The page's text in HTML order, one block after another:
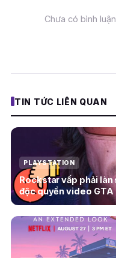
Chưa có bình
TIN TỨC LIÊN QUAN
PLAYSTATION
Rockstar vấp phải làn
độc quyền video